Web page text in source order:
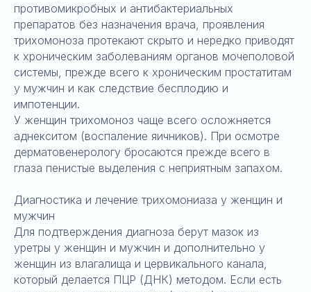
противомикробных и антибактериальных
препаратов без назначения врача, проявления
трихомоноза протекают скрыто и нередко приводят
к хроническим заболеваниям органов мочеполовой
системы, прежде всего к хроническим простатитам
у мужчин и как следствие бесплодию и
импотенции.
У женщин трихомоноз чаще всего осложняется
аднекситом (воспаление яичников). При осмотре
дерматовенерологу бросаются прежде всего в
глаза пенистые выделения с неприятным запахом.
Диагностика и лечение трихомониаза у женщин и
мужчин
Для подтверждения диагноза берут мазок из
уретры у женщин и мужчин и дополнительно у
женщин из влагалища и цервикального канала,
который делается ПЦР (ДНК) методом. Если есть